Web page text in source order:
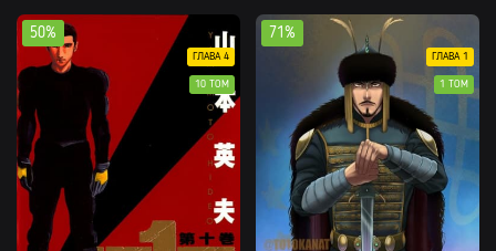
50%
ГЛАВА 4
10 ТОМ
71%
ГЛАВА 1
1 ТОМ